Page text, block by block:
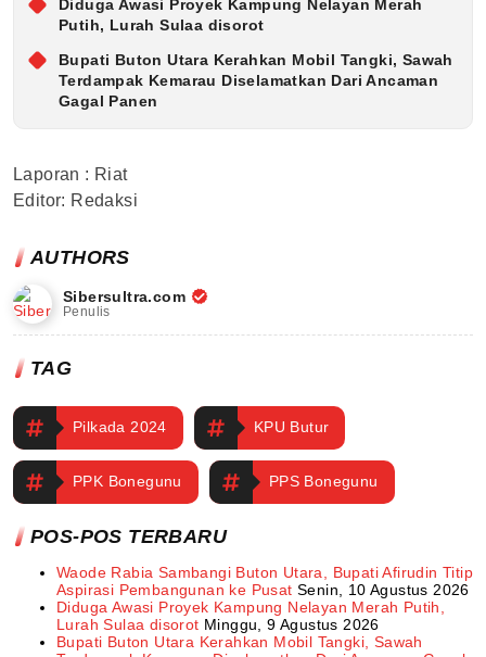
Diduga Awasi Proyek Kampung Nelayan Merah
Putih, Lurah Sulaa disorot
Bupati Buton Utara Kerahkan Mobil Tangki, Sawah
Terdampak Kemarau Diselamatkan Dari Ancaman
Gagal Panen
Laporan : Riat
Editor: Redaksi
AUTHORS
Sibersultra.com
Penulis
TAG
Pilkada 2024 KPU Butur
PPK Bonegunu PPS Bonegunu
POS-POS TERBARU
Waode Rabia Sambangi Buton Utara, Bupati Afirudin Titip
Aspirasi Pembangunan ke Pusat Senin, 10 Agustus 2026
Diduga Awasi Proyek Kampung Nelayan Merah Putih,
Lurah Sulaa disorot Minggu, 9 Agustus 2026
Bupati Buton Utara Kerahkan Mobil Tangki, Sawah